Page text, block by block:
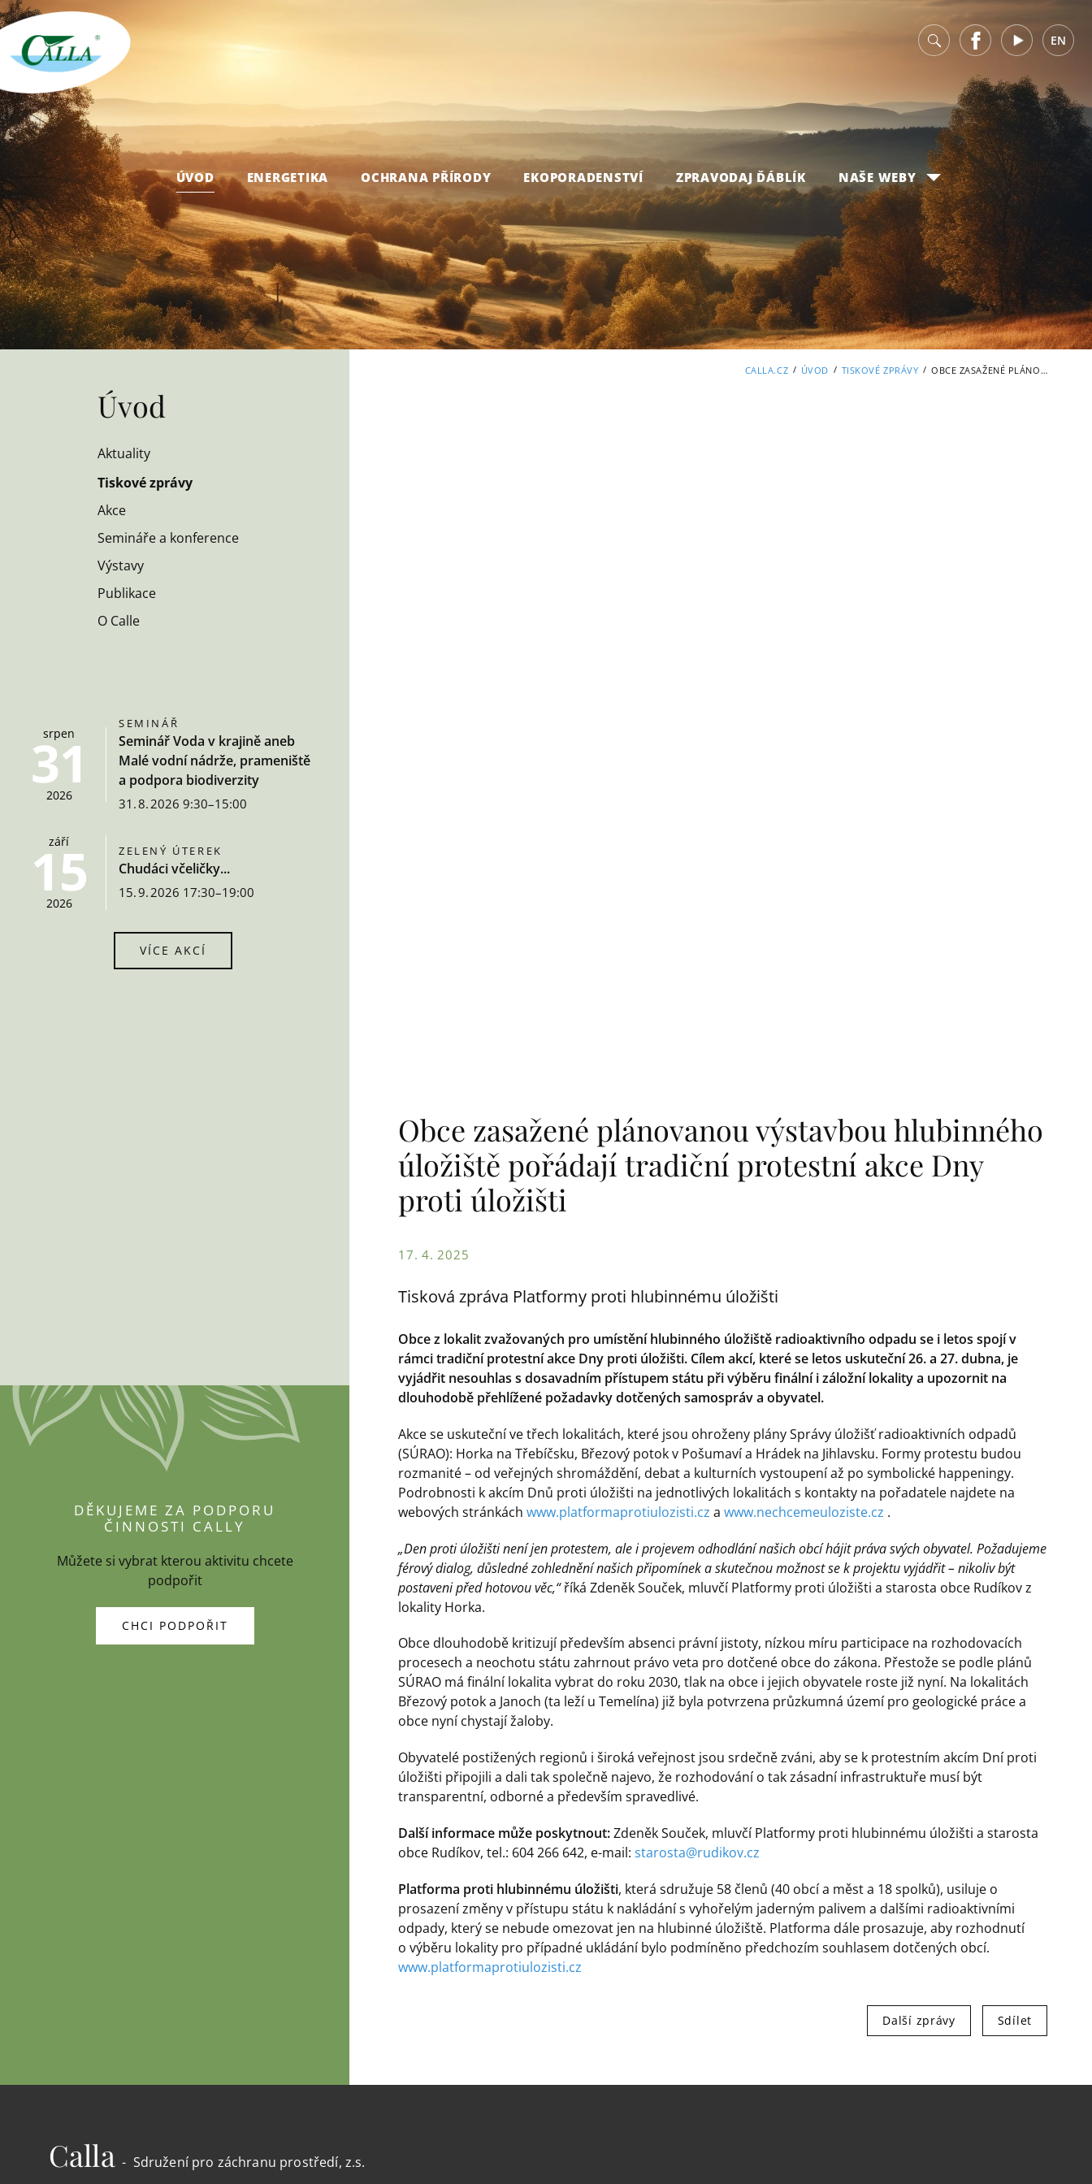
v FacebookYoutube EN
ÚVOD ENERGETIKA OCHRANA PŘÍRODY EKOPORADENSTVÍ ZPRAVODAJ ĎÁBLÍK NAŠE WEBY
CALLA.CZ / ÚVOD / TISKOVÉ ZPRÁVY / OBCE ZASAŽENÉ PLÁNOVANOU VÝSTAVBOU HLUBINNÉHO ÚLOŽIŠTĚ POŘÁDAJÍ TRADIČNÍ PROTESTNÍ AKCE DNY PROTI ÚLOŽIŠTI
Úvod
Aktuality
Tiskové zprávy
Akce
Semináře a konference
Výstavy
Publikace
O Calle
srpen
31
2026
SEMINÁŘ
Seminář Voda v krajině aneb
Malé vodní nádrže, prameniště
a podpora biodiverzity
31. 8. 2026 9:30–15:00
září
15
2026
ZELENÝ ÚTEREK
Chudáci včeličky...
15. 9. 2026 17:30–19:00
VÍCE AKCÍ
Obce zasažené plánovanou výstavbou hlubinného
úložiště pořádají tradiční protestní akce Dny
proti úložišti
17. 4. 2025
Tisková zpráva Platformy proti hlubinnému úložišti
Obce z lokalit zvažovaných pro umístění hlubinného úložiště radioaktivního odpadu se i letos spojí v
rámci tradiční protestní akce Dny proti úložišti. Cílem akcí, které se letos uskuteční 26. a 27. dubna, je
vyjádřit nesouhlas s dosavadním přístupem státu při výběru finální i záložní lokality a upozornit na
dlouhodobě přehlížené požadavky dotčených samospráv a obyvatel.
Akce se uskuteční ve třech lokalitách, které jsou ohroženy plány Správy úložišť radioaktivních odpadů
(SÚRAO): Horka na Třebíčsku, Březový potok v Pošumaví a Hrádek na Jihlavsku. Formy protestu budou
rozmanité – od veřejných shromáždění, debat a kulturních vystoupení až po symbolické happeningy.
Podrobnosti k akcím Dnů proti úložišti na jednotlivých lokalitách s kontakty na pořadatele najdete na
webových stránkáchwww.platformaprotiulozisti.cz awww.nechcemeuloziste.cz .
„Den proti úložišti není jen protestem, ale i projevem odhodlání našich obcí hájit práva svých obyvatel. Požadujeme
férový dialog, důsledné zohlednění našich připomínek a skutečnou možnost se k projektu vyjádřit – nikoliv být
postaveni před hotovou věc,“říká Zdeněk Souček, mluvčí Platformy proti úložišti a starosta obce Rudíkov z
lokality Horka.
Obce dlouhodobě kritizují především absenci právní jistoty, nízkou míru participace na rozhodovacích
procesech a neochotu státu zahrnout právo veta pro dotčené obce do zákona. Přestože se podle plánů
SÚRAO má finální lokalita vybrat do roku 2030, tlak na obce i jejich obyvatele roste již nyní. Na lokalitách
Březový potok a Janoch (ta leží u Temelína) již byla potvrzena průzkumná území pro geologické práce a
obce nyní chystají žaloby.
Obyvatelé postižených regionů i široká veřejnost jsou srdečně zváni, aby se k protestním akcím Dní proti
úložišti připojili a dali tak společně najevo, že rozhodování o tak zásadní infrastruktuře musí být
transparentní, odborné a především spravedlivé.
Další informace může poskytnout:Zdeněk Souček, mluvčí Platformy proti hlubinnému úložišti a starosta
obce Rudíkov, tel.: 604 266 642, e-mail:starosta@rudikov.cz
Platforma proti hlubinnému úložišti, která sdružuje 58 členů (40 obcí a měst a 18 spolků), usiluje o
prosazení změny v přístupu státu k nakládání s vyhořelým jaderným palivem a dalšími radioaktivními
odpady, který se nebude omezovat jen na hlubinné úložiště. Platforma dále prosazuje, aby rozhodnutí
o výběru lokality pro případné ukládání bylo podmíněno předchozím souhlasem dotčených obcí.
www.platformaprotiulozisti.cz
Další zprávy Sdílet
DĚKUJEME ZA PODPORU
ČINNOSTI CALLY
Můžete si vybrat kterou aktivitu chcete
podpořit
CHCI PODPOŘIT
Calla- Sdružení pro záchranu prostředí, z.s.